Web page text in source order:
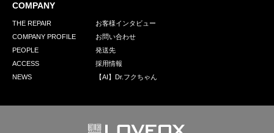
COMPANY
THE REPAIR
COMPANY PROFILE
PEOPLE
ACCESS
NEWS
お客様インタビュー
お問い合わせ
発送先
採用情報
【AI】Dr.フクちゃん